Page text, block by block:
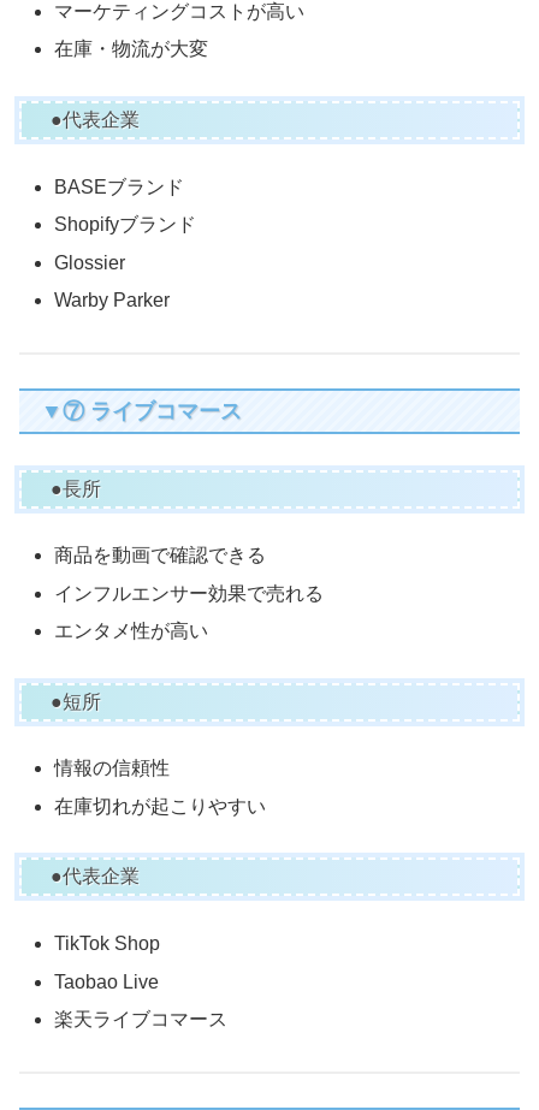
マーケティングコストが高い
在庫・物流が大変
●代表企業
BASEブランド
Shopifyブランド
Glossier
Warby Parker
▼⑦ ライブコマース
●長所
商品を動画で確認できる
インフルエンサー効果で売れる
エンタメ性が高い
●短所
情報の信頼性
在庫切れが起こりやすい
●代表企業
TikTok Shop
Taobao Live
楽天ライブコマース